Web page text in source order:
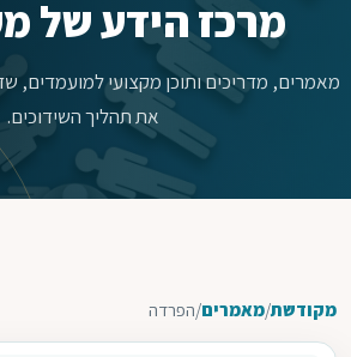
מרכז הידע של
מאמרים, מדריכים ותוכן מקצועי למועמדים,
את תהליך השידוכים.
מקודשת/מאמרים/הפרדה